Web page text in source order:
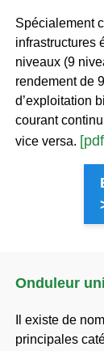
Spécialement
infrastructures
niveaux (9
rendement de
d’exploitation
courant
vice versa.
Onduleur
Il existe de
principales